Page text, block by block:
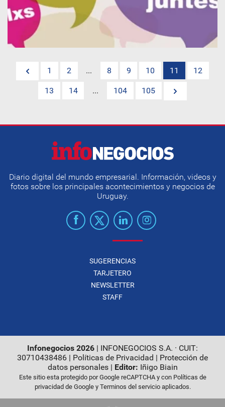
1 2 ... 8 9 10 11 12
13 14 ... 104 105
Diario digital del mundo empresarial. Información, videos y
fotos sobre los principales acontecimientos y negocios de
Uruguay.
SUGERENCIAS
TARJETERO
NEWSLETTER
STAFF
Infonegocios 2026 | INFONEGOCIOS S.A. · CUIT:
30710438486 | Políticas de Privacidad | Protección de
datos personales| Editor: Iñigo Biain
Este sitio esta protegido por Google reCAPTCHA y con Políticas de
privacidad de Googley Terminos del servicioaplicados.